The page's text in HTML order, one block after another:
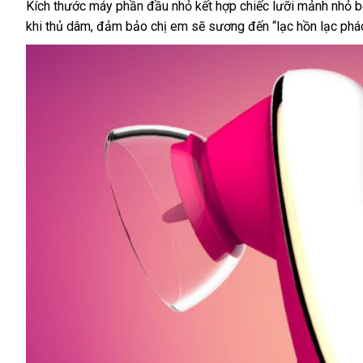
Kích thước máy phần đầu nhỏ kết hợp chiếc lưỡi mảnh nhỏ
khi thủ dâmonline
, đảm bảo chị em phụ
kiện
sẽ sương đến “lạc hồn lạc